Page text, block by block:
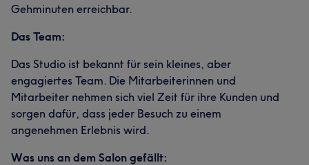
Gehminuten erreichbar.
Das Team:
Das Studio ist bekannt für sein kleines, aber
engagiertes Team. Die Mitarbeiterinnen und
Mitarbeiter nehmen sich viel Zeit für ihre Kunden und
sorgen dafür, dass jeder Besuch zu einem
angenehmen Erlebnis wird.
Was uns an dem Salon gefällt: